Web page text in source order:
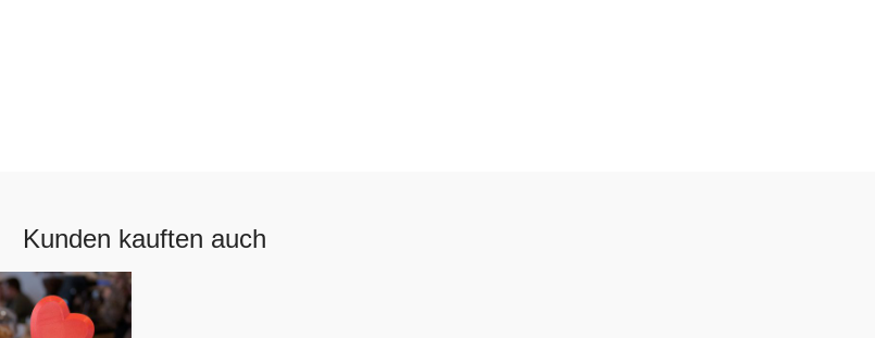
Kunden kauften auch